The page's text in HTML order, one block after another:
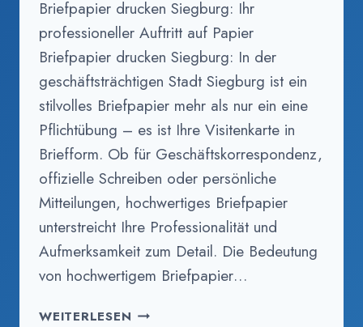
Briefpapier drucken Siegburg: Ihr
professioneller Auftritt auf Papier
Briefpapier drucken Siegburg: In der
geschäftsträchtigen Stadt Siegburg ist ein
stilvolles Briefpapier mehr als nur ein eine
Pflichtübung – es ist Ihre Visitenkarte in
Briefform. Ob für Geschäftskorrespondenz,
offizielle Schreiben oder persönliche
Mitteilungen, hochwertiges Briefpapier
unterstreicht Ihre Professionalität und
Aufmerksamkeit zum Detail. Die Bedeutung
von hochwertigem Briefpapier…
WEITERLESEN BRIEFPAPIER